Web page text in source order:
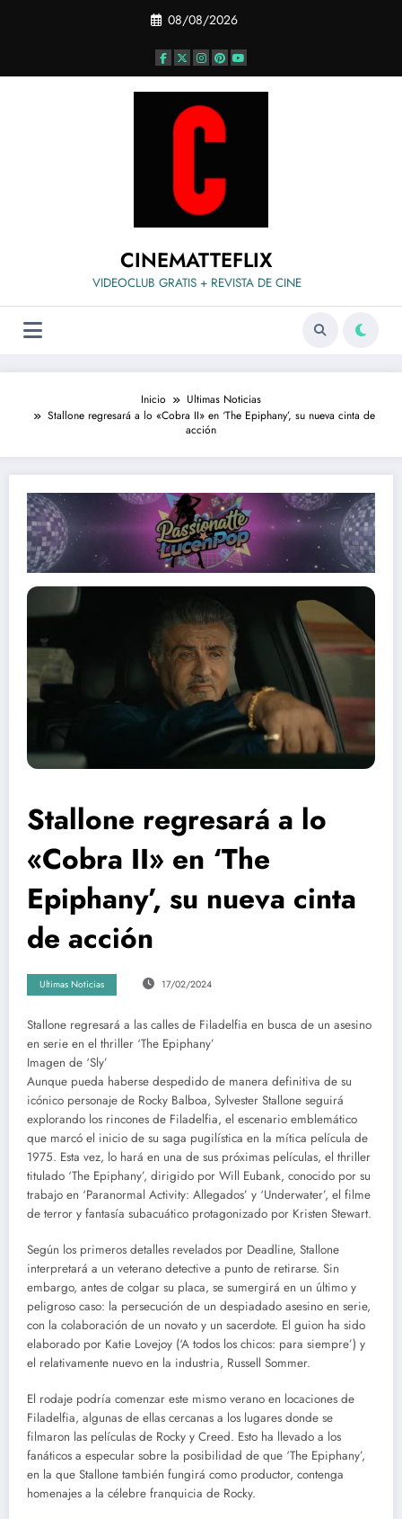
08/08/2026
CINEMATTEFLIX
VIDEOCLUB GRATIS + REVISTA DE CINE
Inicio
Ultimas Noticias
Stallone regresará a lo «Cobra II» en ‘The Epiphany’, su nueva cinta de
acción
Stallone regresará a lo
«Cobra II» en ‘The
Epiphany’, su nueva cinta
de acción
Ultimas Noticias 17/02/2024
Stallone regresará a las calles de Filadelfia en busca de un asesino
en serie en el thriller ‘The Epiphany’
Imagen de ‘Sly’
Aunque pueda haberse despedido de manera definitiva de su
icónico personaje de Rocky Balboa, Sylvester Stallone seguirá
explorando los rincones de Filadelfia, el escenario emblemático
que marcó el inicio de su saga pugilística en la mítica película de
1975. Esta vez, lo hará en una de sus próximas películas, el thriller
titulado ‘The Epiphany’, dirigido por Will Eubank, conocido por su
trabajo en ‘Paranormal Activity: Allegados’ y ‘Underwater’, el filme
de terror y fantasía subacuático protagonizado por Kristen Stewart.
Según los primeros detalles revelados por Deadline, Stallone
interpretará a un veterano detective a punto de retirarse. Sin
embargo, antes de colgar su placa, se sumergirá en un último y
peligroso caso: la persecución de un despiadado asesino en serie,
con la colaboración de un novato y un sacerdote. El guion ha sido
elaborado por Katie Lovejoy (‘A todos los chicos: para siempre’) y
el relativamente nuevo en la industria, Russell Sommer.
El rodaje podría comenzar este mismo verano en locaciones de
Filadelfia, algunas de ellas cercanas a los lugares donde se
filmaron las películas de Rocky y Creed. Esto ha llevado a los
fanáticos a especular sobre la posibilidad de que ‘The Epiphany’,
en la que Stallone también fungirá como productor, contenga
homenajes a la célebre franquicia de Rocky.